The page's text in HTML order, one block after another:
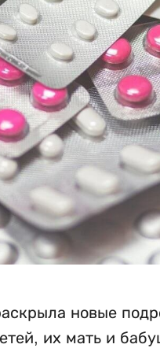
новые
их мать и